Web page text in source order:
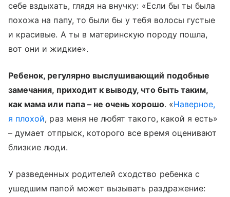
себе вздыхать, глядя на внучку: «Если бы ты была
похожа на папу, то были бы у тебя волосы густые
и красивые. А ты в материнскую породу пошла,
вот они и жидкие».
Ребенок, регулярно выслушивающий подобные
замечания, приходит к выводу, что быть таким,
как мама или папа – не очень хорошо. «Наверное,
я плохой, раз меня не любят такого, какой я есть»
– думает отпрыск, которого все время оценивают
близкие люди.
У разведенных родителей сходство ребенка с
ушедшим папой может вызывать раздражение: